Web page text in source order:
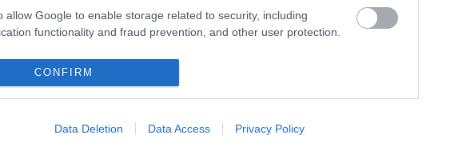
allow Google to enable storage related to security, including
functionality and fraud prevention, and other user protection.
CONFIRM
Data Deletion Data Access Privacy Policy
márciusban elkezdődött.